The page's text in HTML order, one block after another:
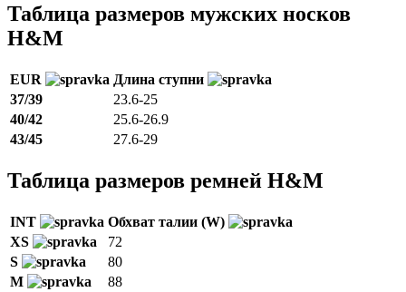
Таблица размеров мужских носков
H&M
EUR
Длина ступни
37/39
23.6-25
40/42
25.6-26.9
43/45
27.6-29
Таблица размеров ремней H&M
INT
Обхват талии (W)
XS
72
S
80
M
88